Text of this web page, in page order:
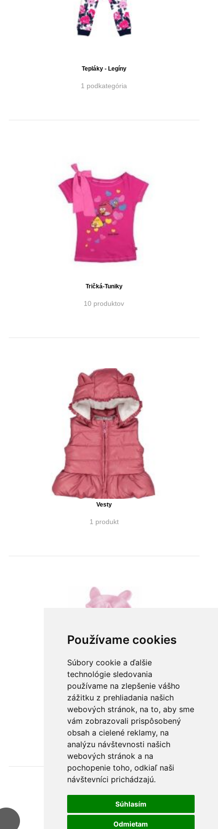
Používame cookies
Súbory cookie a ďalšie
technológie sledovania
používame na zlepšenie vášho
zážitku z prehliadania našich
webových stránok, na to, aby sme
vám zobrazovali prispôsobený
obsah a cielené reklamy, na
analýzu návštevnosti našich
webových stránok a na
pochopenie toho, odkiaľ naši
návštevníci prichádzajú.
Súhlasím
Odmietam
Tepláky - Legíny
1 podkategória
Tričká-Tuniky
10 produktov
Vesty
1 produkt
Župany